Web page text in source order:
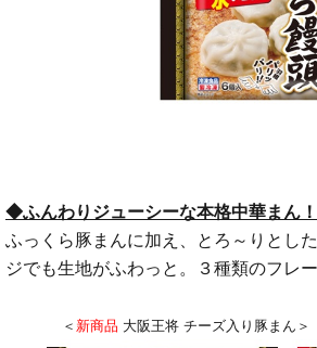
◆ふんわりジューシーな本格中華まん
ふっくら豚まんに加え、とろ～りとし
ジでも生地がふわっと。３種類のフレ
＜ 新商品 大阪王将 チーズ入り豚